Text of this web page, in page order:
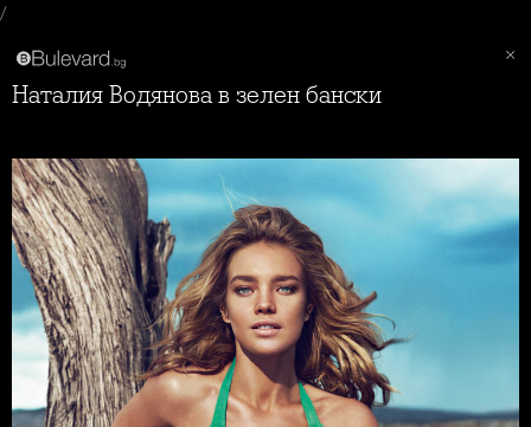
/
Наталия Водянова в зелен бански